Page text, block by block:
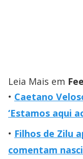
Leia Mais em
Caetano
‘Estamos aqui
Filhos de Zilu
comentam